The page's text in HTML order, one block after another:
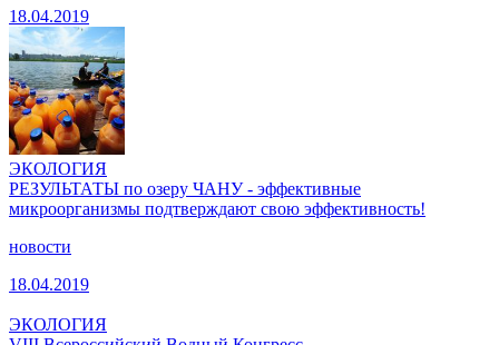
18.04.2019
ЭКОЛОГИЯ
РЕЗУЛЬТАТЫ по озеру ЧАНУ - эффективные
микроорганизмы подтверждают свою эффективность!
новости
18.04.2019
ЭКОЛОГИЯ